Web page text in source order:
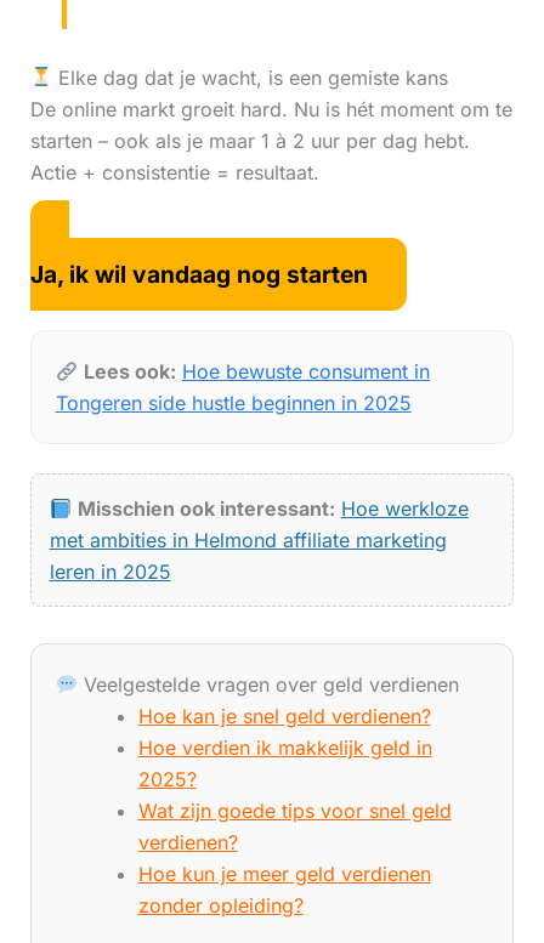
Elke dag dat je wacht, is een gemiste kans
De online markt groeit hard. Nu is hét moment om te
starten – ook als je maar 1 à 2 uur per dag hebt.
Actie + consistentie = resultaat.
Ja, ik wil vandaag nog starten
Lees ook: Hoe bewuste consument in
Tongeren side hustle beginnen in 2025
Misschien ook interessant: Hoe werkloze
met ambities in Helmond affiliate marketing
leren in 2025
Veelgestelde vragen over geld verdienen
Hoe kan je snel geld verdienen?
Hoe verdien ik makkelijk geld in
2025?
Wat zijn goede tips voor snel geld
verdienen?
Hoe kun je meer geld verdienen
zonder opleiding?